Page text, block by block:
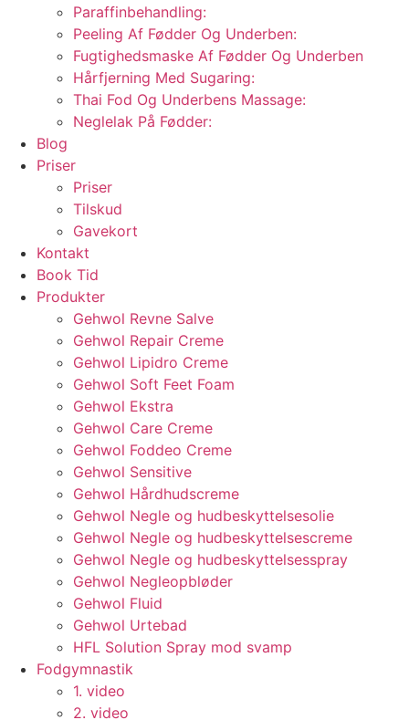
Paraffinbehandling:
Peeling Af Fødder Og Underben:
Fugtighedsmaske Af Fødder Og Underben
Hårfjerning Med Sugaring:
Thai Fod Og Underbens Massage:
Neglelak På Fødder:
Blog
Priser
Priser
Tilskud
Gavekort
Kontakt
Book Tid
Produkter
Gehwol Revne Salve
Gehwol Repair Creme
Gehwol Lipidro Creme
Gehwol Soft Feet Foam
Gehwol Ekstra
Gehwol Care Creme
Gehwol Foddeo Creme
Gehwol Sensitive
Gehwol Hårdhudscreme
Gehwol Negle og hudbeskyttelsesolie
Gehwol Negle og hudbeskyttelsescreme
Gehwol Negle og hudbeskyttelsesspray
Gehwol Negleopbløder
Gehwol Fluid
Gehwol Urtebad
HFL Solution Spray mod svamp
Fodgymnastik
1. video
2. video